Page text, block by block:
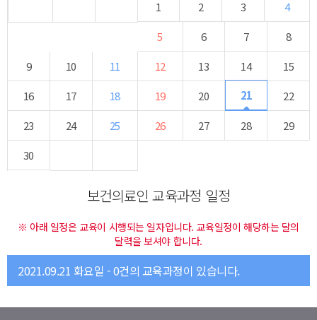
1 2 3
4
5
6 7
8
9
10 11 12 13 14
15
16
17 18 19 20 21
22
23
24 25 26 27 28
29
30
보건의료인 교육과정 일정
※ 아래 일정은 교육이 시행되는 일자입니다. 교육일정이 해당하는 달의
달력을 보셔야 합니다.
2021.09.21 화요일 - 0건의 교육과정이 있습니다.